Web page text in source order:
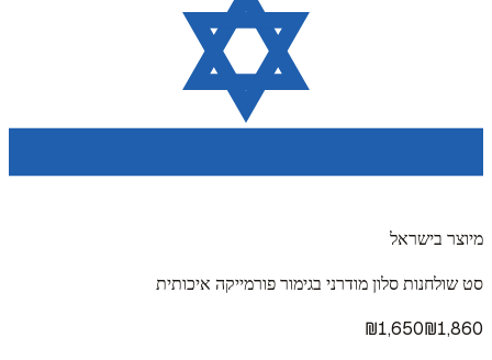
מיוצר בישראל
סט שולחנות סלון מודרני בגימור פורמייקה איכותית
₪1,650₪1,860